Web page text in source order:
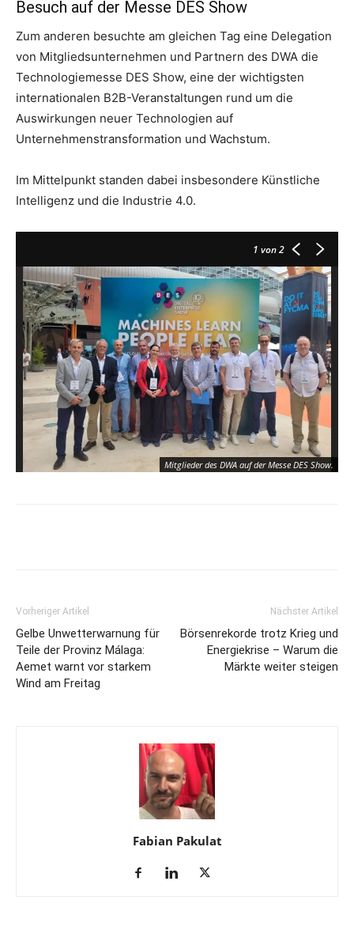
Besuch auf der Messe DES Show
Zum anderen besuchte am gleichen Tag eine Delegation
von Mitgliedsunternehmen und Partnern des DWA die
Technologiemesse DES Show, eine der wichtigsten
internationalen B2B-Veranstaltungen rund um die
Auswirkungen neuer Technologien auf
Unternehmenstransformation und Wachstum.
Im Mittelpunkt standen dabei insbesondere Künstliche
Intelligenz und die Industrie 4.0.
1 von 2
Mitglieder des DWA auf der Messe DES Show.
Mitglieder des DWA auf der Messe DES Show.
Vorheriger Artikel
Gelbe Unwetterwarnung für
Teile der Provinz Málaga:
Aemet warnt vor starkem
Wind am Freitag
Nächster Artikel
Börsenrekorde trotz Krieg und
Energiekrise – Warum die
Märkte weiter steigen
Fabian Pakulat